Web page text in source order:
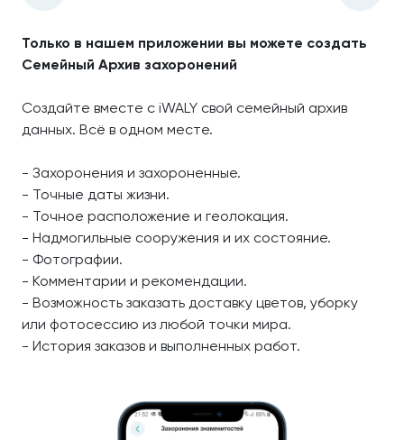
Только в нашем приложении вы можете создать
Семейный Архив захоронений
Создайте вместе с iWALY свой семейный архив
данных. Всё в одном месте.
- Захоронения и захороненные.
- Точные даты жизни.
- Точное расположение и геолокация.
- Надмогильные сооружения и их состояние.
- Фотографии.
- Комментарии и рекомендации.
- Возможность заказать доставку цветов, уборку
или фотосессию из любой точки мира.
- История заказов и выполненных работ.